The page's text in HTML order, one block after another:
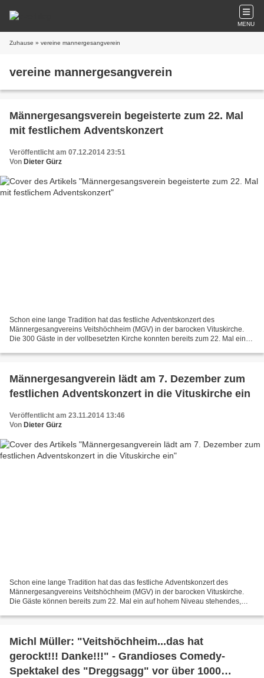
MENU
Zuhause » vereine mannergesangverein
vereine mannergesangverein
Männergesangsverein begeisterte zum 22. Mal
mit festlichem Adventskonzert
Veröffentlicht am 07.12.2014 23:51
Von Dieter Gürz
Schon eine lange Tradition hat das festliche Adventskonzert des
Männergesangvereins Veitshöchheim (MGV) in der barocken Vituskirche.
Die 300 Gäste in der vollbesetzten Kirche konnten bereits zum 22. Mal ein
Männergesangverein lädt am 7. Dezember zum
festlichen Adventskonzert in die Vituskirche ein
Veröffentlicht am 23.11.2014 13:46
Von Dieter Gürz
Schon eine lange Tradition hat das das festliche Adventskonzert des
Männergesangvereins Veitshöchheim (MGV) in der barocken Vituskirche.
Die Gäste können bereits zum 22. Mal ein auf hohem Niveau stehendes,
Michl Müller: "Veitshöchheim...das hat
gerockt!!! Danke!!!" - Grandioses Comedy-
Spektakel des "Dreggsagg" vor über 1000